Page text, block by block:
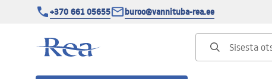
+370 661 05655 buroo@vannituba-rea.ee